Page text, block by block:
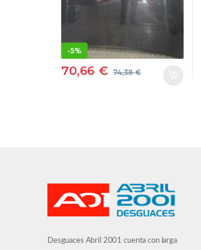
-5%
70,66 € 74,38€
Desguaces Abril 2001 cuenta con larga